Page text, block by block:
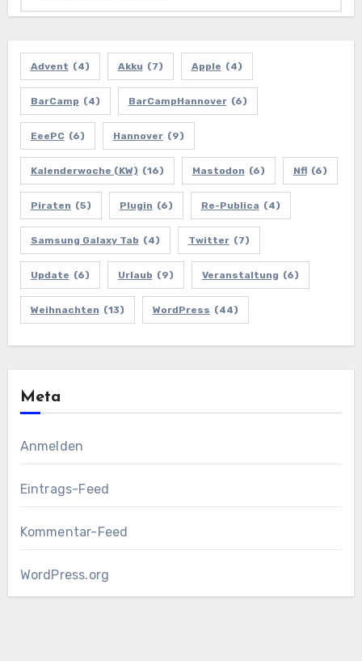
Advent (4) Akku (7) Apple (4)
BarCamp (4) BarCampHannover (6)
EeePC (6) Hannover (9)
Kalenderwoche (KW) (16) Mastodon (6) Nfl (6)
Piraten (5) Plugin (6) Re-Publica (4)
Samsung Galaxy Tab (4) Twitter (7)
Update (6) Urlaub (9) Veranstaltung (6)
Weihnachten (13) WordPress (44)
Meta
Anmelden
Eintrags-Feed
Kommentar-Feed
WordPress.org